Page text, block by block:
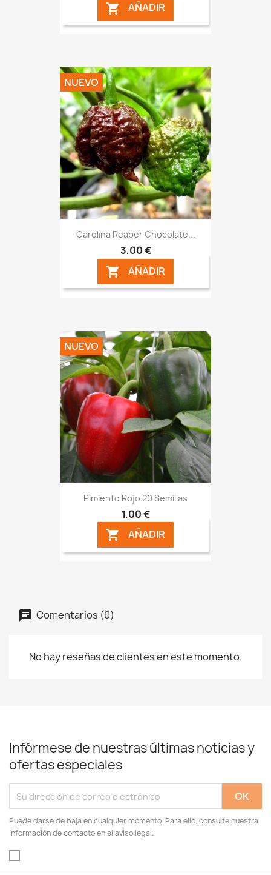
 AÑADIR
Carolina Reaper Chocolate...
3,00 €
 AÑADIR
NUEVO
Pimiento Rojo 20 Semillas
1,00 €
 AÑADIR
NUEVO
Comentarios (0)
No hay reseñas de clientes en este momento.
Infórmese de nuestras últimas noticias y
ofertas especiales
Puede darse de baja en cualquier momento. Para ello, consulte nuestra
información de contacto en el aviso legal.